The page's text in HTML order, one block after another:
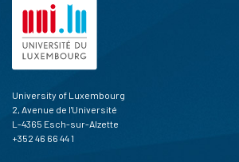
University of Luxembourg
2, Avenue de l'Université
L-4365 Esch-sur-Alzette
+352 46 66 44 1